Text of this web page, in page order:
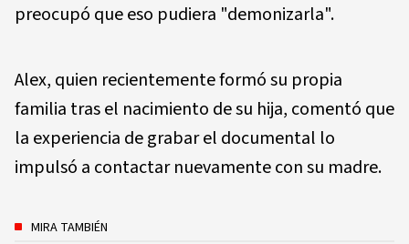
preocupó que eso pudiera "demonizarla".
Alex, quien recientemente formó su propia
familia tras el nacimiento de su hija, comentó que
la experiencia de grabar el documental lo
impulsó a contactar nuevamente con su madre.
MIRA TAMBIÉN